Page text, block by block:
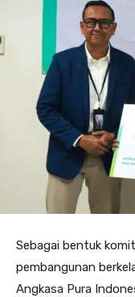
Sebagai bentuk
pembangunan
Angkasa Pura